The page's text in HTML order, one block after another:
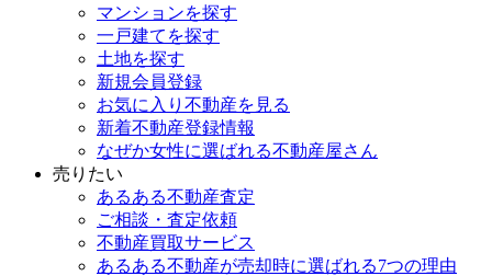
マンションを探す
一戸建てを探す
土地を探す
新規会員登録
お気に入り不動産を見る
新着不動産登録情報
なぜか女性に選ばれる不動産屋さん
売りたい
あるある不動産査定
ご相談・査定依頼
不動産買取サービス
あるある不動産が売却時に選ばれる7つの理由